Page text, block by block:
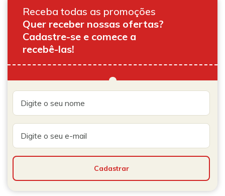
Receba todas as promoções
Quer receber nossas ofertas?
Cadastre-se e comece a
recebê-las!